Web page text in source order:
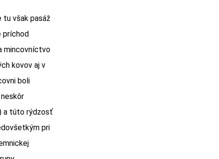
tu však pasáž
príchod
mincovníctvo
kovov aj v
boli
neskôr
a túto rýdzosť
pri